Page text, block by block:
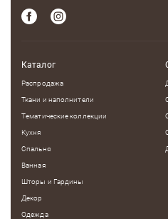
Каталог
Распродажа
Ткани и наполнители
Тематические коллекции
Кухня
Спальня
Ванная
Шторы и Гардины
Декор
Одежда
Оцените, пожалуйста